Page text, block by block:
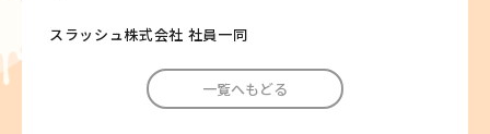
スラッシュ株式会社 社員一同
一覧へもどる